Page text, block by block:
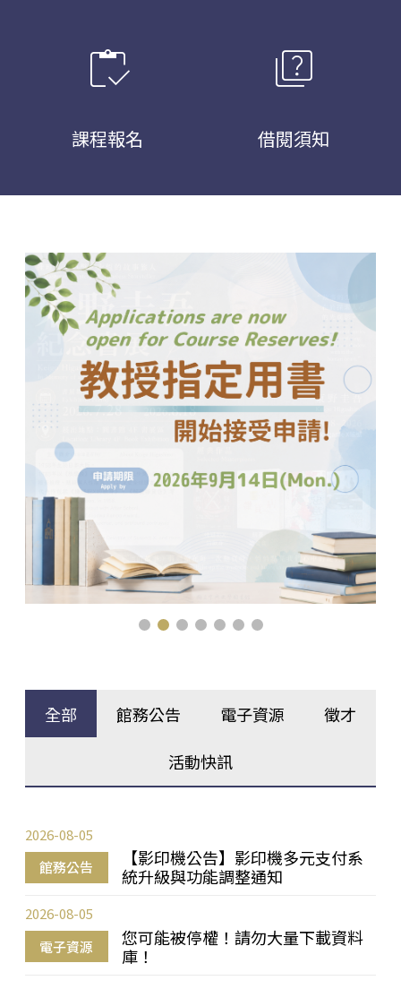
inventory
課程報名
quiz
借閱須知
全部 館務公告 電子資源 徵才
活動快訊
館務公告
【影印機公告】影印機多元支付系
統升級與功能調整通知
2026-08-05
電子資源
您可能被停權！請勿大量下載資料
庫！
2026-08-05